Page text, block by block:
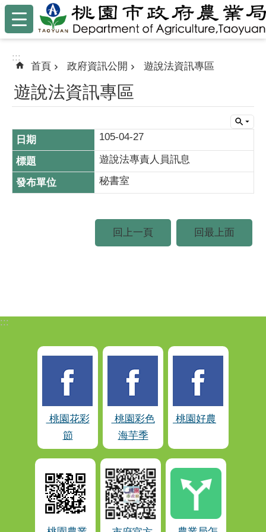
跳到主要內容區塊
:::
:::
首頁 政府資訊公開 遊說法資訊專區
遊說法資訊專區
105-04-27
遊說法專責人員訊息
秘書室
回上一頁 回最上面
:::
桃園花彩
節
桃園彩色
海芋季
桃園好農